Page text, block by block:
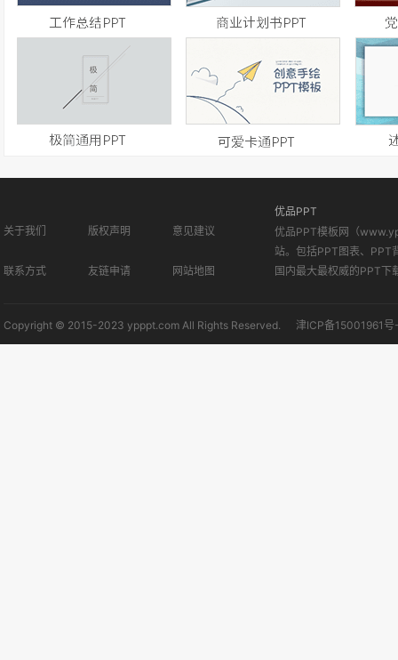
关于我们 版权声明 意见建议
联系方式 友链申请 网站地图
优品PPT
优品PPT模板网（
站。包括PPT图表、PPT
国内最大最权威的PPT下
Copyright © 2015-2023 ypppt.com All Rights Reserved. 津ICP备15001961号